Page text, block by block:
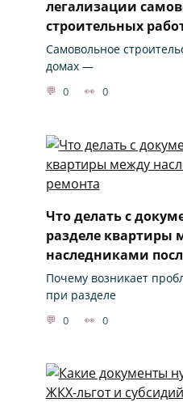
легализации
строительных
Самовольное
домах —
0 0
Что делать с
разделе квартиры
наследниками
Почему возникает
при разделе
0 0